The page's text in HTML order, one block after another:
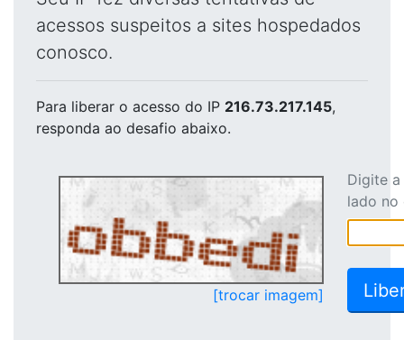
acessos suspeitos a sites hospedados
conosco.
Para liberar o acesso do IP 216.73.217.145,
responda ao desafio abaixo.
[trocar imagem]
Digite
lado no